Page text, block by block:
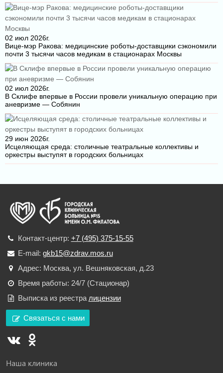
02 июл 2026г.
Вице-мэр Ракова: медицинские роботы-доставщики сэкономили
почти 3 тысячи часов медикам в стационарах Москвы
02 июл 2026г.
В Склифе впервые в России провели уникальную операцию при
аневризме — Собянин
29 июн 2026г.
Исцеляющая среда: столичные театральные коллективы и
оркестры выступят в городских больницах
Контакт-центр: +7 (495) 375-15-55
E-mail: gkb15@zdrav.mos.ru
Адрес: Москва, ул. Вешняковская, д.23
Время работы: 24/7 (Стационар)
Выписка из реестра лицензии
Связаться с нами
Наша клиника